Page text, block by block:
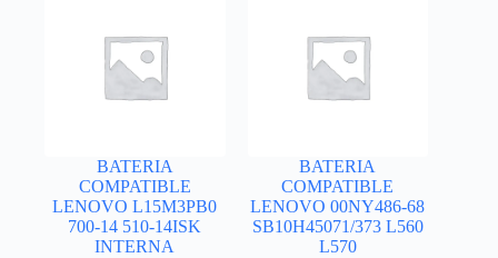
BATERIA
COMPATIBLE
LENOVO L15M3PB0
700-14 510-14ISK
INTERNA
BATERIA
COMPATIBLE
LENOVO 00NY486-68
SB10H45071/373 L560
L570